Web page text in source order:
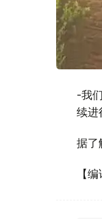
-我
续进
据了
【